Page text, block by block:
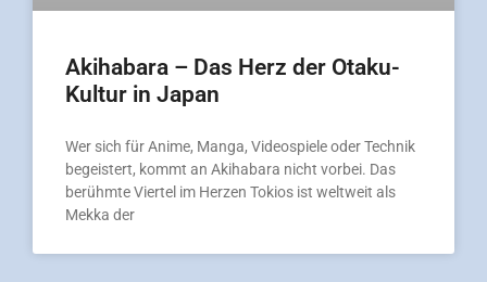
Akihabara – Das Herz der Otaku-
Kultur in Japan
Wer sich für Anime, Manga, Videospiele oder Technik
begeistert, kommt an Akihabara nicht vorbei. Das
berühmte Viertel im Herzen Tokios ist weltweit als
Mekka der